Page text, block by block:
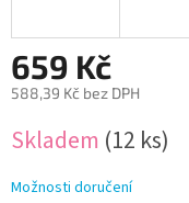
659 Kč
588,39 Kč bez DPH
cena:
Skladem (12 ks)
Možnosti doručení